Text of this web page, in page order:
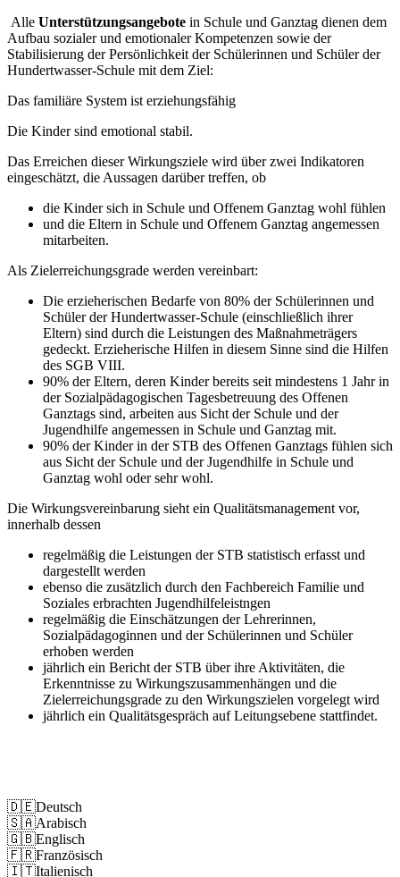
Alle Unterstützungsangebote in Schule und Ganztag dienen dem
Aufbau sozialer und emotionaler Kompetenzen sowie der
Stabilisierung der Persönlichkeit der Schülerinnen und Schüler der
Hundertwasser-Schule mit dem Ziel:
Das familiäre System ist erziehungsfähig
Die Kinder sind emotional stabil.
Das Erreichen dieser Wirkungsziele wird über zwei Indikatoren
eingeschätzt, die Aussagen darüber treffen, ob
die Kinder sich in Schule und Offenem Ganztag wohl fühlen
und die Eltern in Schule und Offenem Ganztag angemessen
mitarbeiten.
Als Zielerreichungsgrade werden vereinbart:
Die erzieherischen Bedarfe von 80% der Schülerinnen und
Schüler der Hundertwasser-Schule (einschließlich ihrer
Eltern) sind durch die Leistungen des Maßnahmeträgers
gedeckt. Erzieherische Hilfen in diesem Sinne sind die Hilfen
des SGB VIII.
90% der Eltern, deren Kinder bereits seit mindestens 1 Jahr in
der Sozialpädagogischen Tagesbetreuung des Offenen
Ganztags sind, arbeiten aus Sicht der Schule und der
Jugendhilfe angemessen in Schule und Ganztag mit.
90% der Kinder in der STB des Offenen Ganztags fühlen sich
aus Sicht der Schule und der Jugendhilfe in Schule und
Ganztag wohl oder sehr wohl.
Die Wirkungsvereinbarung sieht ein Qualitätsmanagement vor,
innerhalb dessen
regelmäßig die Leistungen der STB statistisch erfasst und
dargestellt werden
ebenso die zusätzlich durch den Fachbereich Familie und
Soziales erbrachten Jugendhilfeleistngen
regelmäßig die Einschätzungen der Lehrerinnen,
Sozialpädagoginnen und der Schülerinnen und Schüler
erhoben werden
jährlich ein Bericht der STB über ihre Aktivitäten, die
Erkenntnisse zu Wirkungszusammenhängen und die
Zielerreichungsgrade zu den Wirkungszielen vorgelegt wird
jährlich ein Qualitätsgespräch auf Leitungsebene stattfindet.
🇩🇪Deutsch
🇸🇦Arabisch
🇬🇧Englisch
🇫🇷Französisch
🇮🇹Italienisch